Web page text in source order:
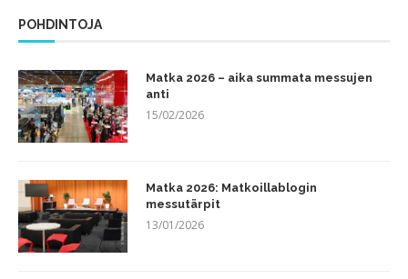
POHDINTOJA
Matka 2026 – aika summata messujen
anti
15/02/2026
Matka 2026: Matkoillablogin
messutärpit
13/01/2026